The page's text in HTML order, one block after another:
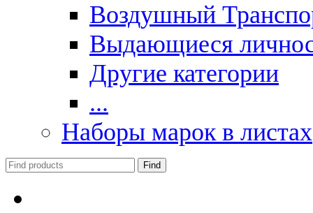
Воздушный
Выдающиеся
Другие категории
...
Наборы марок в листах